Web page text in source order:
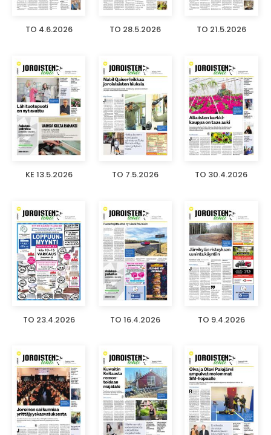
TO 4.6.2026 TO 28.5.2026 TO 21.5.2026
KE 13.5.2026 TO 7.5.2026 TO 30.4.2026
TO 23.4.2026 TO 16.4.2026 TO 9.4.2026